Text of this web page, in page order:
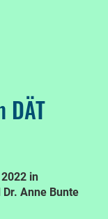
DÄT
in
Anne Bunte